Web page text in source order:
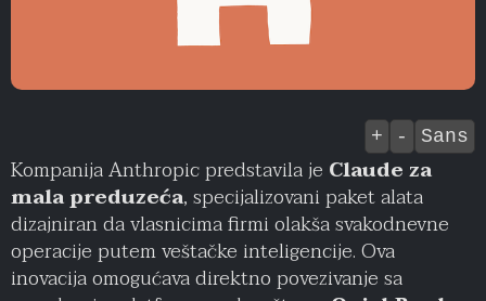
+ - Sans
Kompanija Anthropic predstavila je Claude za
mala preduzeća, specijalizovani paket alata
dizajniran da vlasnicima firmi olakša svakodnevne
operacije putem veštačke inteligencije. Ova
inovacija omogućava direktno povezivanje sa